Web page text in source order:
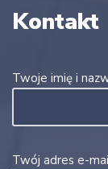
Kontakt
Twoje imię i
Twój adres e-